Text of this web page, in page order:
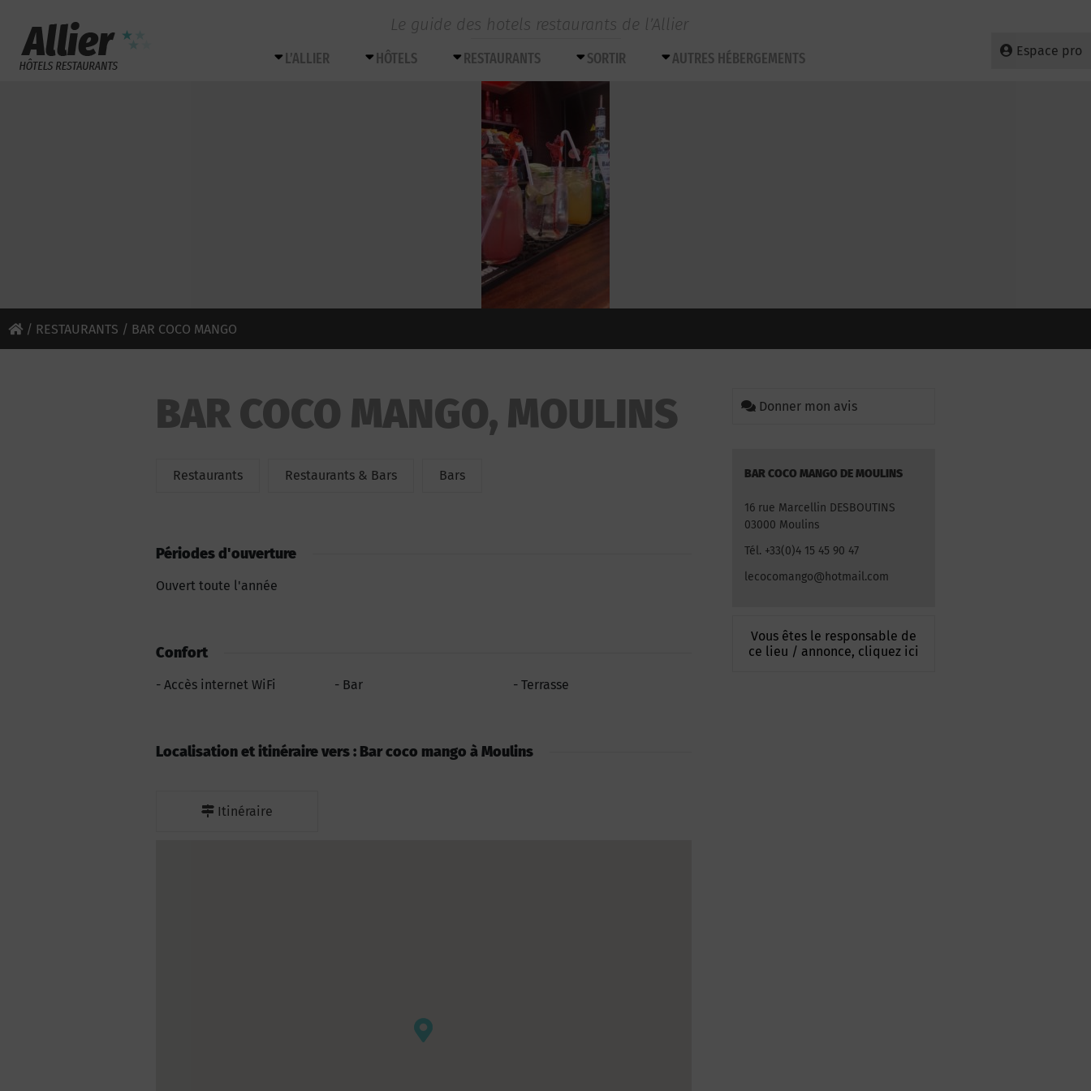
Le guide des hotels restaurants de l’Allier
Espace pro
L’ALLIER HÔTELS RESTAURANTS SORTIR AUTRES HÉBERGEMENTS
/ RESTAURANTS / BAR COCO MANGO
BAR COCO MANGO, MOULINS
Restaurants Restaurants & Bars Bars
Donner mon avis
BAR COCO MANGO DE MOULINS
16 rue Marcellin DESBOUTINS
03000 Moulins
Tél. +33(0)4 15 45 90 47
lecocomango@hotmail.com
Vous êtes le responsable de
ce lieu / annonce, cliquez ici
Périodes d'ouverture
Ouvert toute l'année
Confort
Accès internet WiFi Bar Terrasse
Localisation et itinéraire vers : Bar coco mango à Moulins
Itinéraire